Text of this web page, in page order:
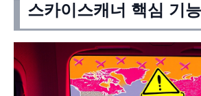
스카이스캐너 핵심 기